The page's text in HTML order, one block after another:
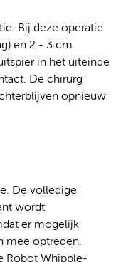
Bij deze operatie
en 2 - 3 cm
in het uiteinde
De chirurg
opnieuw
De volledige
wordt
er mogelijk
mee optreden.
Robot Whipple-